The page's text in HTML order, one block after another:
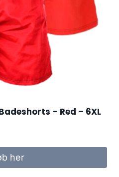
– Red – 6XL
her